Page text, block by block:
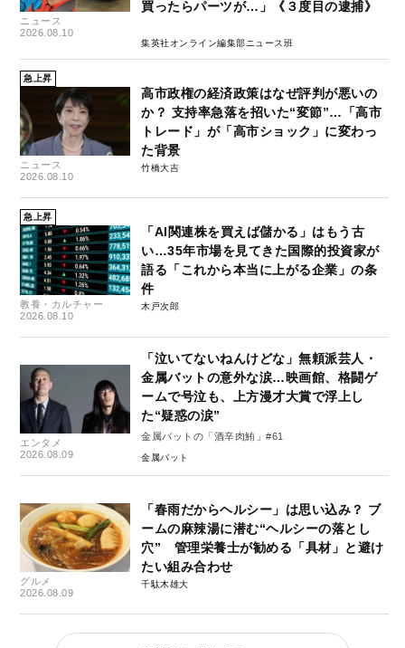
ニュース
2026.08.10
買ったらパーツが…」《３度目の逮捕》
集英社オンライン編集部ニュース班
急上昇
ニュース
2026.08.10
高市政権の経済政策はなぜ評判が悪いの
か？ 支持率急落を招いた“変節”…「高市
トレード」が「高市ショック」に変わっ
た背景
竹橋大吉
急上昇
教養・カルチャー
2026.08.10
「AI関連株を買えば儲かる」はもう古
い…35年市場を見てきた国際的投資家が
語る「これから本当に上がる企業」の条
件
木戸次郎
エンタメ
2026.08.09
「泣いてないねんけどな」無頼派芸人・
金属バットの意外な涙…映画館、格闘ゲ
ームで号泣も、上方漫才大賞で浮上し
た“疑惑の涙”
金属バットの「酒辛肉鮪」#61
金属バット
グルメ
2026.08.09
「春雨だからヘルシー」は思い込み？ ブ
ームの麻辣湯に潜む“ヘルシーの落とし
穴” 管理栄養士が勧める「具材」と避け
たい組み合わせ
千駄木雄大